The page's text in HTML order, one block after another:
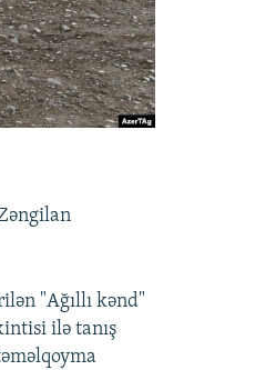
"Ağıllı kənd"
ilə tanış